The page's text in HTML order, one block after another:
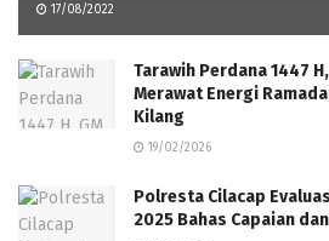
17/08/2022
Tarawih Perdana 1447
Merawat Energi
Kilang
19/02/2026
Polresta Cilacap
2025 Bahas Capaian